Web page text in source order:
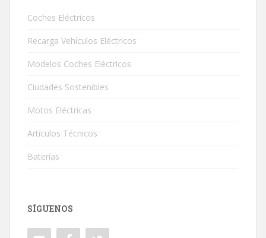
Coches Eléctricos
Recarga Vehículos Eléctricos
Modelos Coches Eléctricos
Ciudades Sostenibles
Motos Eléctricas
Artículos Técnicos
Baterías
SÍGUENOS